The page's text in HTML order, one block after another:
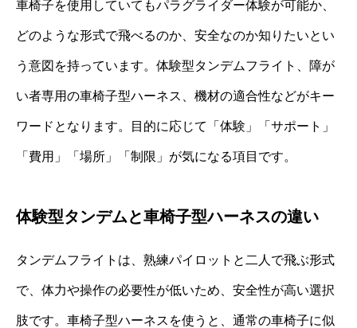
車椅子を使用していてもパラグライダー体験が可能か、
どのような形式で飛べるのか、安全なのか知りたいとい
う意図を持っています。体験型タンデムフライト、障が
い者専用の車椅子型ハーネス、機材の適合性などがキー
ワードとなります。目的に応じて「体験」「サポート」
「費用」「場所」「制限」が気になる項目です。
体験型タンデムと車椅子型ハーネスの違い
タンデムフライトは、熟練パイロットと二人で飛ぶ形式
で、体力や操作の必要性が低いため、安全性が高い選択
肢です。車椅子型ハーネスを使うと、通常の車椅子に似